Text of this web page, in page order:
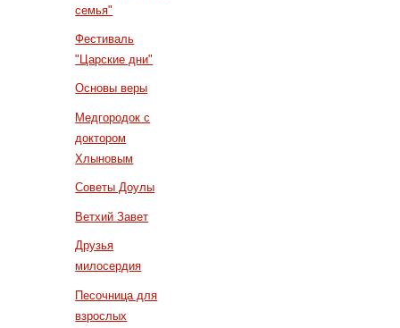
семья"
Фестиваль
"Царские дни"
Основы веры
Медгородок с
доктором
Хлыновым
Советы Доулы
Ветхий Завет
Друзья
милосердия
Песочница для
взрослых